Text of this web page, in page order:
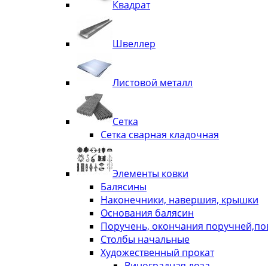
Квадрат
Швеллер
Листовой металл
Сетка
Сетка сварная кладочная
Элементы ковки
Балясины
Наконечники, навершия, крышки
Основания балясин
Поручень, окончания
Столбы начальные
Художественный прокат